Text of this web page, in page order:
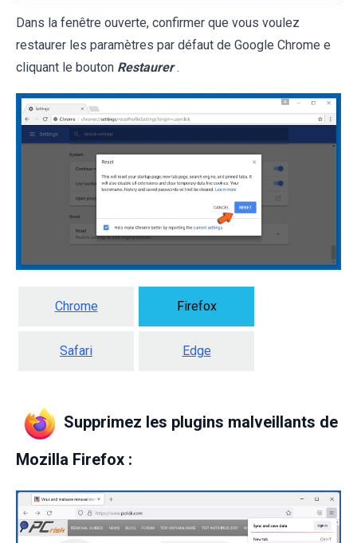
Dans la fenêtre ouverte, confirmer que vous voulez
restaurer les paramètres par défaut de Google Chrome e
cliquant le bouton Restaurer .
Chrome Firefox
Safari Edge
Supprimez les plugins malveillants de
Mozilla Firefox :